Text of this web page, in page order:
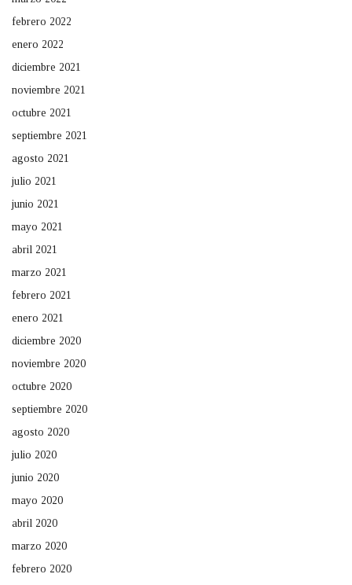
febrero 2022
enero 2022
diciembre 2021
noviembre 2021
octubre 2021
septiembre 2021
agosto 2021
julio 2021
junio 2021
mayo 2021
abril 2021
marzo 2021
febrero 2021
enero 2021
diciembre 2020
noviembre 2020
octubre 2020
septiembre 2020
agosto 2020
julio 2020
junio 2020
mayo 2020
abril 2020
marzo 2020
febrero 2020